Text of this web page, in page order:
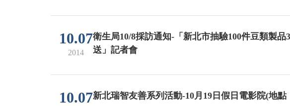
10.07
2014
衛生局10/8採訪通知-「新北市抽驗100件豆類製
送」記者會
10.07新北瑞智友善系列活動-10月19日假日電影院(地